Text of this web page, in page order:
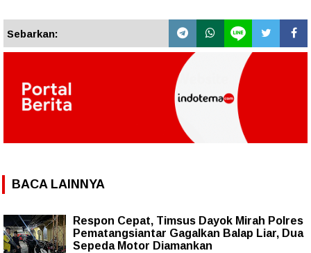
Sebarkan:
BACA LAINNYA
Respon Cepat, Timsus Dayok Mirah Polres
Pematangsiantar Gagalkan Balap Liar, Dua
Sepeda Motor Diamankan